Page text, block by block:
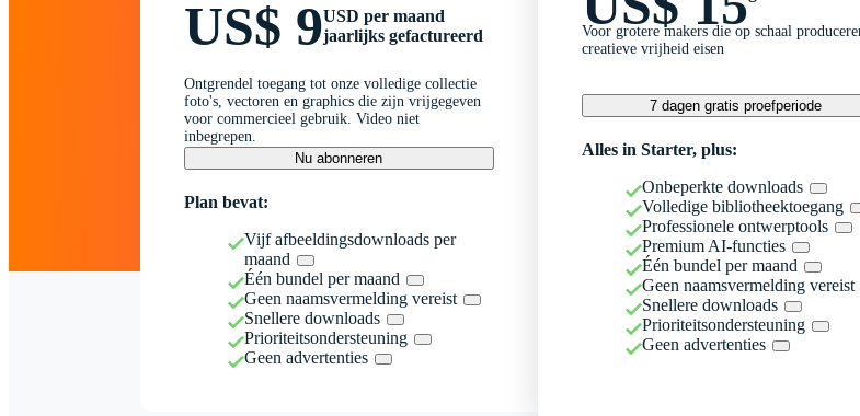
US$ 9USD per maand
jaarlijks gefactureerd
Ontgrendel toegang tot onze volledige collectie
foto's, vectoren en graphics die zijn vrijgegeven
voor commercieel gebruik. Video niet
inbegrepen.
Nu abonneren
Plan bevat:
Vijf afbeeldingsdownloads per
maand
Één bundel per maand
Geen naamsvermelding vereist
Snellere downloads
Prioriteitsondersteuning
Geen advertenties
Voor grotere makers die op schaal
creatieve vrijheid eisen
7 dagen gratis proefperiode
Alles in Starter, plus:
Onbeperkte downloads
Volledige bibliotheektoegang
Professionele ontwerptools
Premium AI-functies
Één bundel per maand
Geen naamsvermelding vereist
Snellere downloads
Prioriteitsondersteuning
Geen advertenties